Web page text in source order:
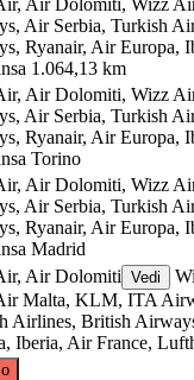
Air Serbia, Turkish
Ryanair, Air Europa,
1.064,13 km
Air Dolomiti, Wizz
Air Serbia, Turkish
Ryanair, Air Europa,
Torino
Air Dolomiti, Wizz
Air Serbia, Turkish
Ryanair, Air Europa,
Madrid
Air Dolomiti Vedi
Malta, KLM, ITA
Airlines, British
Iberia, Air France,
©CARTO, ©